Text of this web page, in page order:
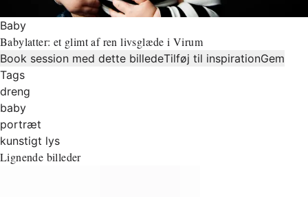
Baby
Babylatter: et glimt af ren livsglæde i Virum
Book session med dette billedeTilføj til inspirationGem
Tags
dreng
baby
portræt
kunstigt lys
Lignende billeder